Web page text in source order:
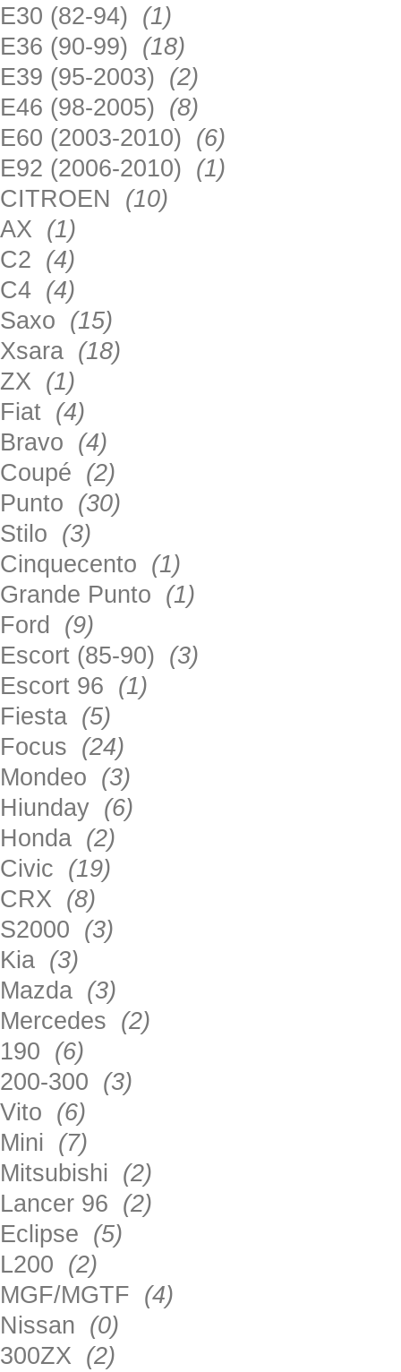
E30 (82-94) (1)
E36 (90-99) (18)
E39 (95-2003) (2)
E46 (98-2005) (8)
E60 (2003-2010) (6)
E92 (2006-2010) (1)
CITROEN (10)
AX (1)
C2 (4)
C4 (4)
Saxo (15)
Xsara (18)
ZX (1)
Fiat (4)
Bravo (4)
Coupé (2)
Punto (30)
Stilo (3)
Cinquecento (1)
Grande Punto (1)
Ford (9)
Escort (85-90) (3)
Escort 96 (1)
Fiesta (5)
Focus (24)
Mondeo (3)
Hiunday (6)
Honda (2)
Civic (19)
CRX (8)
S2000 (3)
Kia (3)
Mazda (3)
Mercedes (2)
190 (6)
200-300 (3)
Vito (6)
Mini (7)
Mitsubishi (2)
Lancer 96 (2)
Eclipse (5)
L200 (2)
MGF/MGTF (4)
Nissan (0)
300ZX (2)